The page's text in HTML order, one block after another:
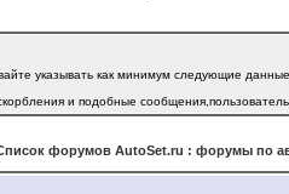
указывать как минимум следующие
и подобные
форумов AutoSet.ru : форумы по